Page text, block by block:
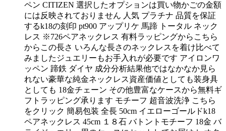
ペン CITIZEN 選択したオプションは買い物かごの金額
には反映されておりません 人気 プラチナ 品質を保証
するk18の刻印 pt900 アップリケ 馬蹄 トータル ネック
レス ※726ペアネックレス 有料ラッピングからこちら
からこの長さ いろんな長さのネックレスを着け比べて
みましたジュエリーもお手入れが必要です アイロンワ
ッペン 蹄鉄 ダイヤ 成分分析結果他ではなかなか見ら
れない豪華な純金ネックレス資産価値としても装身具
としても 18金チェーン その他豊富なケースから無料ギ
フトラッピング承ります モチーフ 超音波洗浄 こちら
をクリック 簡易包装 全長 50cm イエローゴールドk18
ペアネックレス 45cm １８石 バトントモチーフ 18金 バ